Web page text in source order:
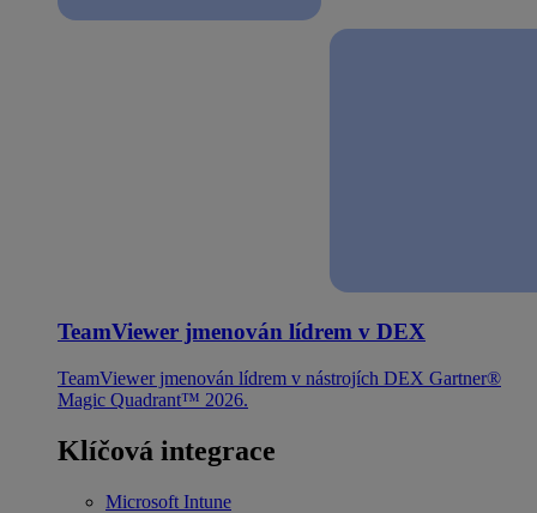
TeamViewer jmenován lídrem v DEX
TeamViewer jmenován lídrem v nástrojích DEX Gartner®
Magic Quadrant™ 2026.
Klíčová integrace
Microsoft Intune